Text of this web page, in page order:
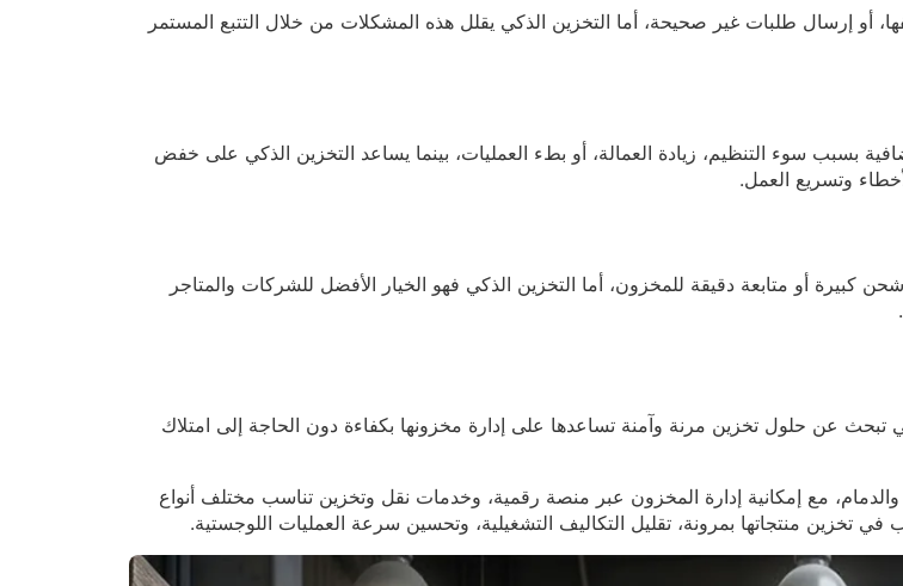
أو إرسال طلبات غير صحيحة، أما التخزين الذكي يقلل هذه المشكلات من خلال التتبع المستمر
بسبب سوء التنظيم، زيادة العمالة، أو بطء العمليات، بينما يساعد التخزين الذكي على خفض
وتسريع العمل.
كبيرة أو متابعة دقيقة للمخزون، أما التخزين الذكي فهو الخيار الأفضل للشركات والمتاجر
تبحث عن حلول تخزين مرنة وآمنة تساعدها على إدارة مخزونها بكفاءة دون الحاجة إلى امتلاك
مع إمكانية إدارة المخزون عبر منصة رقمية، وخدمات نقل وتخزين تناسب مختلف أنواع
في تخزين منتجاتها بمرونة، تقليل التكاليف التشغيلية، وتحسين سرعة العمليات اللوجستية.